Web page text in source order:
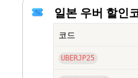
일본 우버 할인
코드
UBERJP25